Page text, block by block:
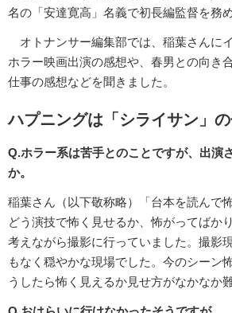
名の「安達寛高」名義で初長編監督を務
オトナンサー編集部では、稲葉さんに
ホラー映画出演の感想や、春男との向き
仕事の感想などを聞きました。
ハプニングは「シライサン」
Q.ホラー系は苦手とのことですが、出演
か。
稲葉さん（以下敬称略）「台本を読んで
どう演技で怖く見せるか、怖がってばか
考えながら撮影に行っていました。撮影
もなく穏やかな現場でした。今のシーン
うしたら怖く見えるか見せ方がなかなか